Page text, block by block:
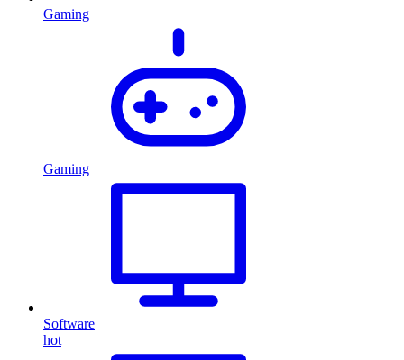
Gaming
Gaming
Software
hot